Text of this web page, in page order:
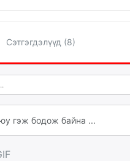
Сэтгэгдэлүүд (8)